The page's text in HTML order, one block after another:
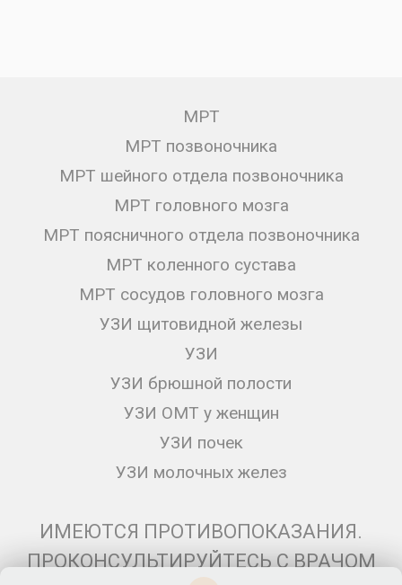
МРТ
МРТ позвоночника
МРТ шейного отдела позвоночника
МРТ головного мозга
МРТ поясничного отдела позвоночника
МРТ коленного сустава
МРТ сосудов головного мозга
УЗИ щитовидной железы
УЗИ
УЗИ брюшной полости
УЗИ ОМТ у женщин
УЗИ почек
УЗИ молочных желез
ИМЕЮТСЯ ПРОТИВОПОКАЗАНИЯ.
ПРОКОНСУЛЬТИРУЙТЕСЬ С ВРАЧОМ